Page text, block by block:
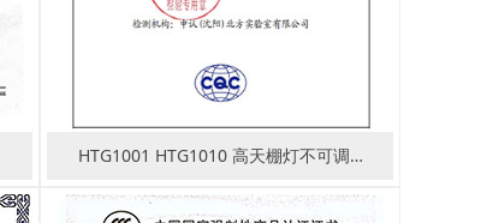
HTG1001 HTG1010 高天棚灯不可调…